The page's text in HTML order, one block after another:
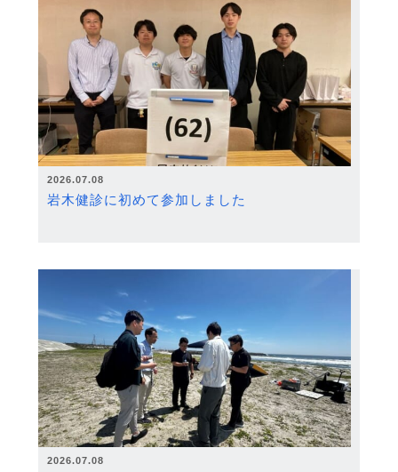
2026.07.08
岩木健診に初めて参加しました
2026.07.08